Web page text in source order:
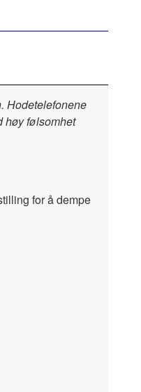
Hodetelefonene
høy følsomhet
for å dempe